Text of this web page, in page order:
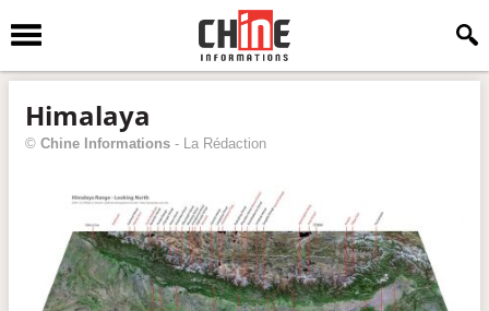
Himalaya
© Chine Informations - La Rédaction